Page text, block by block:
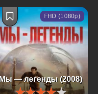
Мы — легенды (2008)
FHD (1080p)